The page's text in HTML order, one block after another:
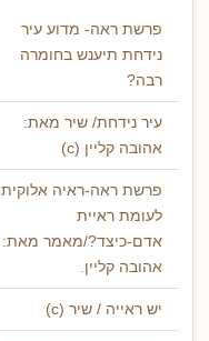
פרשת ראה- מדוע עיר
נידחת תיענש בחומרה
רבה?
עיר נידחת/ שיר מאת:
אהובה קליין (c)
פרשת ראה-ראיה אלוקית
לעומת ראיית
אדם-כיצד?/מאמר מאת:
אהובה קליין.
יש ראייה / שיר (c)